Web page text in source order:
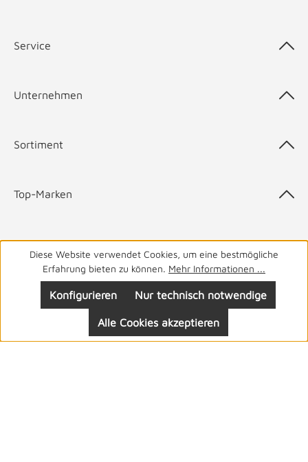
Service
Unternehmen
Sortiment
Top-Marken
Haben Sie Fragen? Wir helfen Ihnen gerne. 05141 9940
von 8-19 Uhr
Diese Website verwendet Cookies, um eine bestmögliche
Erfahrung bieten zu können. Mehr Informationen ...
Nur technisch notwendige
Konfigurieren
Alle Cookies akzeptieren